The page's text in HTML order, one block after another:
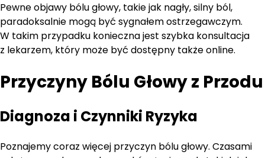
Pewne objawy bólu głowy, takie jak nagły, silny ból,
paradoksalnie mogą być sygnałem ostrzegawczym.
W takim przypadku konieczna jest szybka konsultacja
z lekarzem, który może być dostępny także online.
Przyczyny Bólu Głowy z Przodu
Diagnoza i Czynniki Ryzyka
Poznajemy coraz więcej przyczyn bólu głowy. Czasami